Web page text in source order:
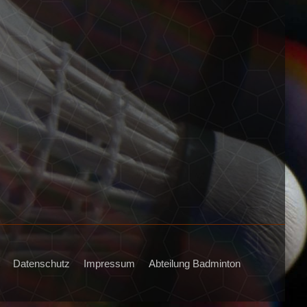
Datenschutz Impressum Abteilung Badminton